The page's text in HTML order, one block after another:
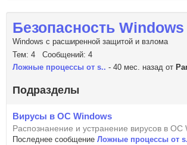
Безопасность Windows
Windows с расширенной защитой и взлома
Тем: 4 Сообщений: 4
Ложные процессы от s.. - 40 мес. назад от
Подразделы
Вирусы в ОС Windows
Распознанение и устранение вирусов в ОС
Последнее сообщение Ложные процессы от